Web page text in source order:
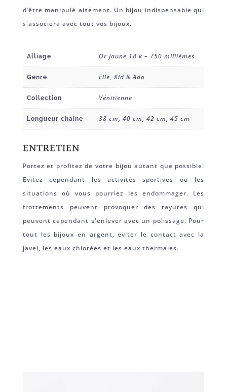
d’être manipulé aisément. Un bijou indispensable qui
s'associera avec tout vos bijoux.
Alliage Or jaune 18 k – 750 millièmes
Genre Elle, Kid & Ado
Collection Vénitienne
Longueur chaine 38 cm, 40 cm, 42 cm, 45 cm
ENTRETIEN
Portez et profitez de votre bijou autant que possible!
Evitez cependant les activités sportives ou les
situations où vous pourriez les endommager. Les
frottements peuvent provoquer des rayures qui
peuvent cependant s'enlever avec un polissage. Pour
tout les bijoux en argent, eviter le contact avec la
javel, les eaux chlorées et les eaux thermales.